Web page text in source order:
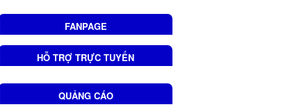
FANPAGE
HỖ TRỢ TRỰC TUYẾN
QUẢNG CÁO